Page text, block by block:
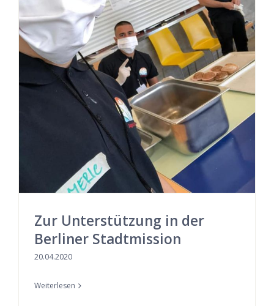
Zur Unterstützung in der
Berliner Stadtmission
20.04.2020
Weiterlesen